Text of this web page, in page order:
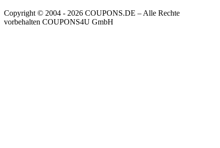
Copyright © 2004 ‐ 2026 COUPONS.DE – Alle Rechte
vorbehalten COUPONS4U GmbH